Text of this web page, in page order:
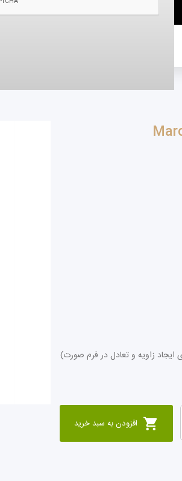
زاویه و تعادل در فرم صورت)
افزودن به سبد خرید